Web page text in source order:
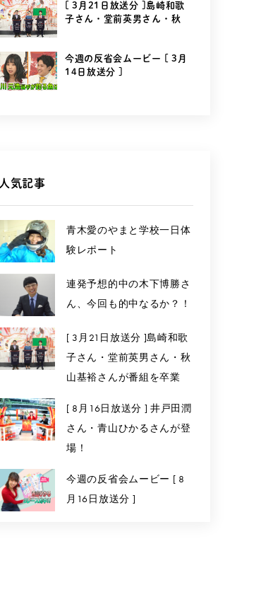
[ 3月21日放送分 ]島崎和歌
子さん・堂前英男さん・秋
今週の反省会ムービー [ 3月
14日放送分 ]
人気記事
青木愛のやまと学校一日体
験レポート
連発予想的中の木下博勝さ
ん、今回も的中なるか？！
[ 3月21日放送分 ]島崎和歌
子さん・堂前英男さん・秋
山基裕さんが番組を卒業
[ 8月16日放送分 ] 井戸田潤
さん・青山ひかるさんが登
場！
今週の反省会ムービー [ 8
月16日放送分 ]